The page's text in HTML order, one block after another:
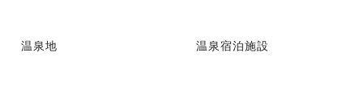
温泉地 温泉宿泊施設